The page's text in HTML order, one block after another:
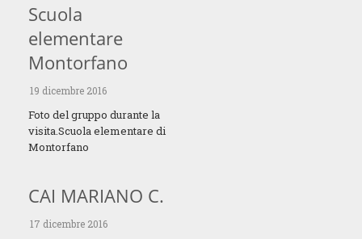
Scuola
elementare
Montorfano
19 dicembre 2016
Foto del gruppo durante la
visita.Scuola elementare di
Montorfano
CAI MARIANO C.
17 dicembre 2016